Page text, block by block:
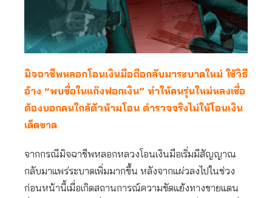
มิจฉาชีพหลอกโอนเงินมือถือกลับมาระบาดใหม่ ใช้วิธี
อ้าง “พบชื่อในแก๊งฟอกเงิน” ทำให้คนรุ่นใหม่หลงเชื่อ
ต้องบอกคนใกล้ตัวห้ามโอน ตำรวจจริงไม่ให้โอนเงิน
เด็ดขาด
จากกรณีมิจฉาชีพหลอกหลวงโอนเงินมือเริ่มมีสัญญาณ
กลับมาแพร่ระบาดเพิ่มมากขึ้น หลังจากแผ่วลงไปในช่วง
ก่อนหน้านี้เมื่อเกิดสถานการณ์ความขัดแย้งทางชายแดน